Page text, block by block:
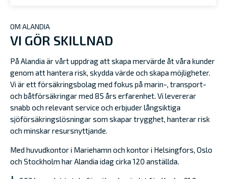
OM ALANDIA
VI GÖR SKILLNAD
På Alandia är vårt uppdrag att skapa mervärde åt våra kunder
genom att hantera risk, skydda värde och skapa möjligheter.
Vi är ett försäkringsbolag med fokus på marin-, transport-
och båtförsäkringar med 85 års erfarenhet. Vi levererar
snabb och relevant service och erbjuder långsiktiga
sjöförsäkringslösningar som skapar trygghet, hanterar risk
och minskar resursnyttjande.
Med huvudkontor i Mariehamn och kontor i Helsingfors, Oslo
och Stockholm har Alandia idag cirka 120 anställda.